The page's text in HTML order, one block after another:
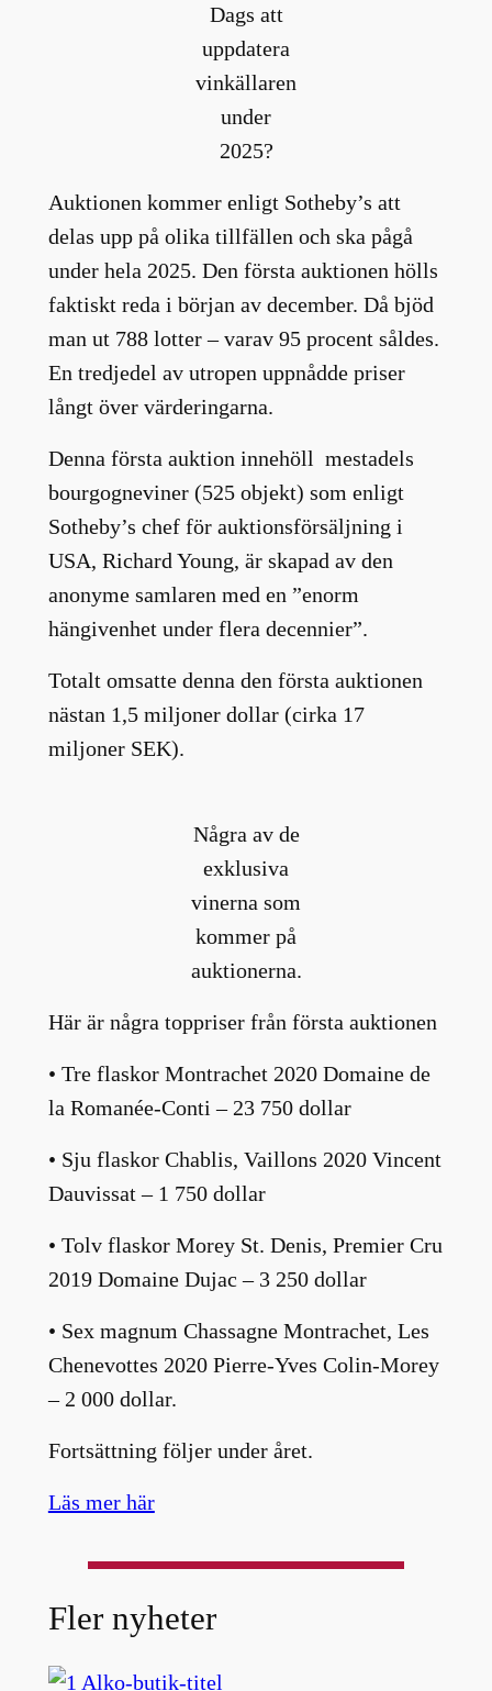
Dags att
uppdatera
vinkällaren
under
2025?
Auktionen kommer enligt Sotheby’s att
delas upp på olika tillfällen och ska pågå
under hela 2025. Den första auktionen hölls
faktiskt reda i början av december. Då bjöd
man ut 788 lotter – varav 95 procent såldes.
En tredjedel av utropen uppnådde priser
långt över värderingarna.
Denna första auktion innehöll mestadels
bourgogneviner (525 objekt) som enligt
Sotheby’s chef för auktionsförsäljning i
USA, Richard Young, är skapad av den
anonyme samlaren med en ”enorm
hängivenhet under flera decennier”.
Totalt omsatte denna den första auktionen
nästan 1,5 miljoner dollar (cirka 17
miljoner SEK).
Några av de
exklusiva
vinerna som
kommer på
auktionerna.
Här är några toppriser från första auktionen
• Tre flaskor Montrachet 2020 Domaine de
la Romanée-Conti – 23 750 dollar
• Sju flaskor Chablis, Vaillons 2020 Vincent
Dauvissat – 1 750 dollar
• Tolv flaskor Morey St. Denis, Premier Cru
2019 Domaine Dujac – 3 250 dollar
• Sex magnum Chassagne Montrachet, Les
Chenevottes 2020 Pierre-Yves Colin-Morey
– 2 000 dollar.
Fortsättning följer under året.
Läs mer här
Fler nyheter